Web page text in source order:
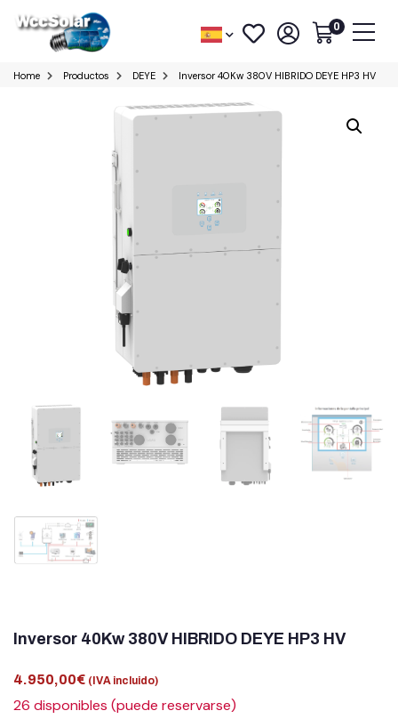
0
Home Productos DEYE Inversor 40Kw 380V HIBRIDO DEYE HP3 HV
Inversor 40Kw 380V HIBRIDO DEYE HP3 HV
4.950,00€ (IVA incluido)
26 disponibles (puede reservarse)